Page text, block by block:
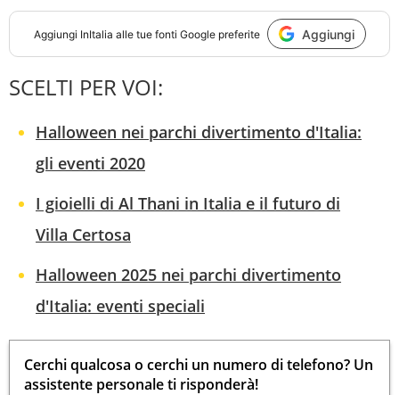
Aggiungi InItalia alle tue fonti Google preferite Aggiungi
SCELTI PER VOI:
Halloween nei parchi divertimento d'Italia:
gli eventi 2020
I gioielli di Al Thani in Italia e il futuro di
Villa Certosa
Halloween 2025 nei parchi divertimento
d'Italia: eventi speciali
Cerchi qualcosa o cerchi un numero di telefono? Un
assistente personale ti risponderà!